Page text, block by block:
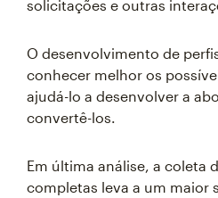
solicitações e outras
O desenvolvimento de
conhecer melhor os
ajudá-lo a desenvolver a
convertê-los.
Em última análise, a coleta
completas leva a um maior